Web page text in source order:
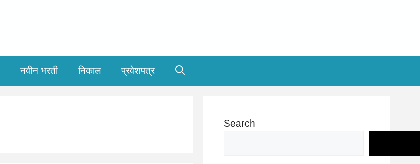
नवीन भरती निकाल प्रवेशपत्र
Search